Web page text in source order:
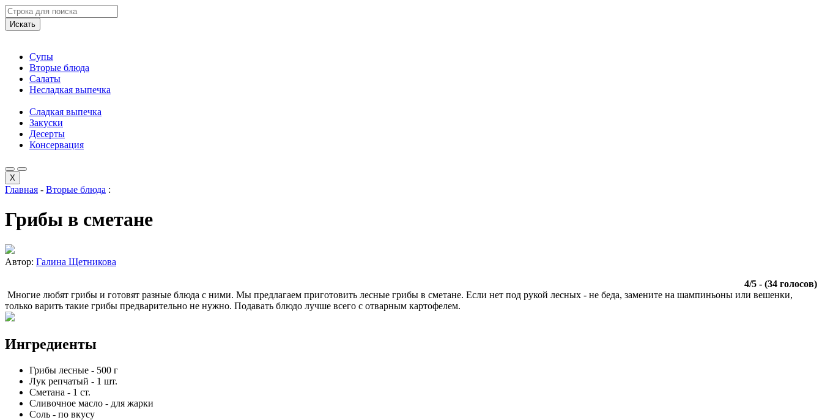
Искать
Супы
Вторые блюда
Салаты
Несладкая выпечка
Сладкая выпечка
Закуски
Десерты
Консервация
X
Главная - Вторые блюда :
Грибы в сметане
Автор: Галина Щетникова
4/5 - (34 голосов)
Многие любят грибы и готовят разные блюда с ними. Мы предлагаем приготовить лесные грибы в сметане. Если нет под рукой лесных - не беда, замените на шампиньоны или вешенки,
только варить такие грибы предварительно не нужно. Подавать блюдо лучше всего с отварным картофелем.
Ингредиенты
Грибы лесные - 500 г
Лук репчатый - 1 шт.
Сметана - 1 ст.
Сливочное масло - для жарки
Соль - по вкусу